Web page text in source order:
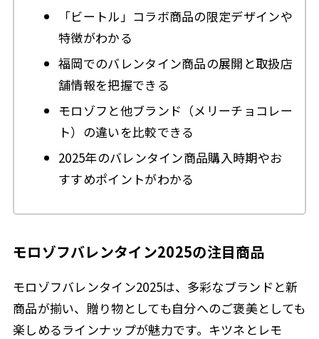
「ビートル」コラボ商品の限定デザインや
特徴がわかる
福岡でのバレンタイン商品の展開と取扱店
舗情報を把握できる
モロゾフと他ブランド（メリーチョコレー
ト）の違いを比較できる
2025年のバレンタイン商品購入時期やお
すすめポイントがわかる
モロゾフバレンタイン2025の注目商品
モロゾフバレンタイン2025は、多彩なブランドと新
商品が揃い、贈り物としても自分へのご褒美としても
楽しめるラインナップが魅力です。キツネとレモ